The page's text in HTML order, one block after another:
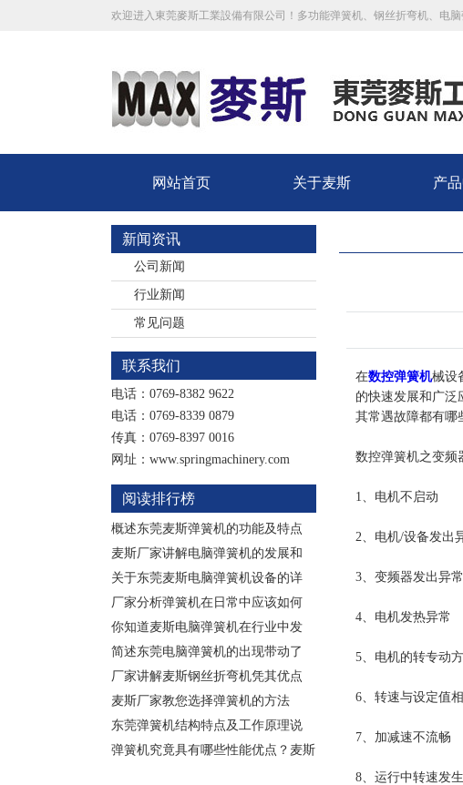
欢迎进入東莞麥斯工業設備有限公司！多功能弹簧机、钢丝折弯机、电
网站首页 关于麦斯 产
新闻资讯
公司新闻
行业新闻
常见问题
联系我们
电话：0769-8382 9622
电话：0769-8339 0879
传真：0769-8397 0016
网址：www.springmachinery.com
阅读排行榜
概述东莞麦斯弹簧机的功能及特点
麦斯厂家讲解电脑弹簧机的发展和
关于东莞麦斯电脑弹簧机设备的详
厂家分析弹簧机在日常中应该如何
你知道麦斯电脑弹簧机在行业中发
简述东莞电脑弹簧机的出现带动了
厂家讲解麦斯钢丝折弯机凭其优点
麦斯厂家教您选择弹簧机的方法
东莞弹簧机结构特点及工作原理说
弹簧机究竟具有哪些性能优点？麦斯
在数控弹簧机械设
的快速发展和广泛
其常遇故障都有哪
数控弹簧机之变频
1、电机不启动
2、电机/设备发出
3、变频器发出异
4、电机发热异常
5、电机的转专动
6、转速与设定值
7、加减速不流畅
8、运行中转速发